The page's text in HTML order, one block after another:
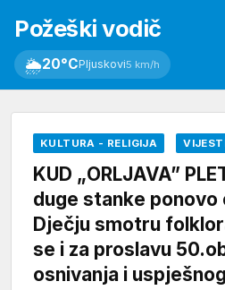
Požeški vodič
🌦20°CPljuskovi5 km/h
KULTURA - RELIGIJA
KUD „ORLJAVA”
duge stanke ponovo
Dječju smotru
se i za proslavu
osnivanja i